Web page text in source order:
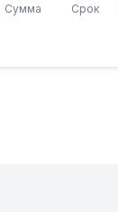
Сумма Срок